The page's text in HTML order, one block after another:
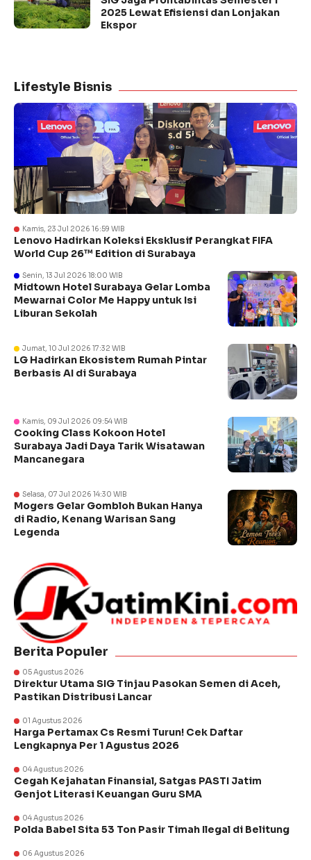
2025 Lewat Efisiensi dan Lonjakan
Ekspor
Lifestyle Bisnis
Kamis, 23 Jul 2026 16:59 WIB
Lenovo Hadirkan Koleksi Eksklusif Perangkat FIFA
World Cup 26™ Edition di Surabaya
Senin, 13 Jul 2026 18:00 WIB
Midtown Hotel Surabaya Gelar Lomba
Mewarnai Color Me Happy untuk Isi
Liburan Sekolah
Jumat, 10 Jul 2026 17:32 WIB
LG Hadirkan Ekosistem Rumah Pintar
Berbasis AI di Surabaya
Kamis, 09 Jul 2026 09:54 WIB
Cooking Class Kokoon Hotel
Surabaya Jadi Daya Tarik Wisatawan
Mancanegara
Selasa, 07 Jul 2026 14:30 WIB
Mogers Gelar Gombloh Bukan Hanya
di Radio, Kenang Warisan Sang
Legenda
Berita Populer
05 Agustus 2026
Direktur Utama SIG Tinjau Pasokan Semen di Aceh,
Pastikan Distribusi Lancar
01 Agustus 2026
Harga Pertamax Cs Resmi Turun! Cek Daftar
Lengkapnya Per 1 Agustus 2026
04 Agustus 2026
Cegah Kejahatan Finansial, Satgas PASTI Jatim
Genjot Literasi Keuangan Guru SMA
04 Agustus 2026
Polda Babel Sita 53 Ton Pasir Timah Ilegal di Belitung
06 Agustus 2026